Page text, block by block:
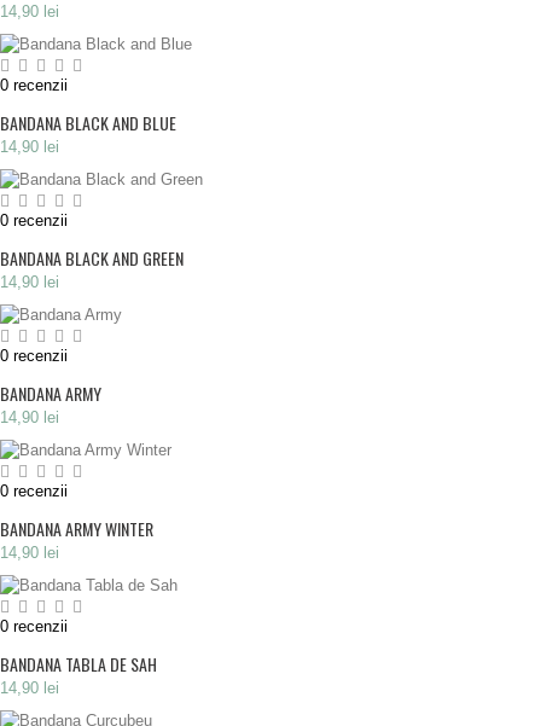
14,90 lei
0 recenzii
BANDANA BLACK AND BLUE
14,90 lei
0 recenzii
BANDANA BLACK AND GREEN
14,90 lei
0 recenzii
BANDANA ARMY
14,90 lei
0 recenzii
BANDANA ARMY WINTER
14,90 lei
0 recenzii
BANDANA TABLA DE SAH
14,90 lei